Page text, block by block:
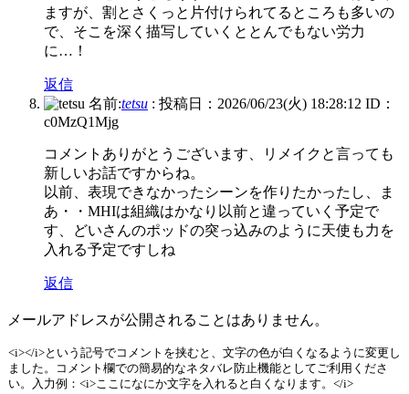
ますが、割とさくっと片付けられてるところも多いの
で、そこを深く描写していくととんでもない労力
に…！
返信
名前:tetsu : 投稿日：2026/06/23(火) 18:28:12 ID：
c0MzQ1Mjg
コメントありがとうございます、リメイクと言っても
新しいお話ですからね。
以前、表現できなかったシーンを作りたかったし、ま
あ・・MHIは組織はかなり以前と違っていく予定で
す、どいさんのポッドの突っ込みのように天使も力を
入れる予定ですしね
返信
メールアドレスが公開されることはありません。
<i></i>という記号でコメントを挟むと、文字の色が白くなるように変更し
ました。コメント欄での簡易的なネタバレ防止機能としてご利用くださ
い。入力例：<i>ここになにか文字を入れると白くなります。</i>